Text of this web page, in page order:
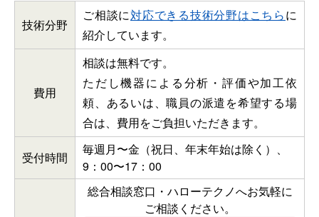
技術分野
ご相談に対応できる技術分野はこちらに
紹介しています。
費用
相談は無料です。
ただし機器による分析・評価や加工依
頼、あるいは、職員の派遣を希望する場
合は、費用をご負担いただきます。
受付時間
毎週月〜金（祝日、年末年始は除く）、
9：00〜17：00
総合相談窓口・ハローテクノへお気軽に
ご相談ください。